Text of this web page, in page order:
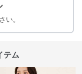
い。
テム